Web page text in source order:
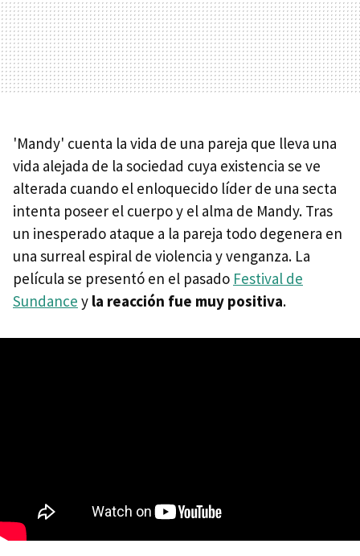
'Mandy' cuenta la vida de una pareja que lleva una
vida alejada de la sociedad cuya existencia se ve
alterada cuando el enloquecido líder de una secta
intenta poseer el cuerpo y el alma de Mandy. Tras
un inesperado ataque a la pareja todo degenera en
una surreal espiral de violencia y venganza. La
película se presentó en el pasado Festival de
Sundance y la reacción fue muy positiva.